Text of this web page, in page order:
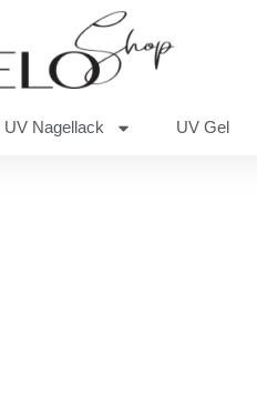
UV Nagellack UV Gel